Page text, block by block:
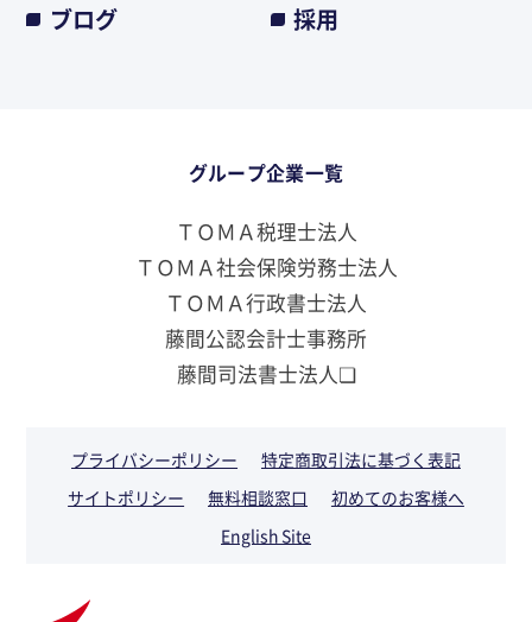
ブログ
採用
グループ企業一覧
ＴＯＭＡ税理士法人
ＴＯＭＡ社会保険労務士法人
ＴＯＭＡ行政書士法人
藤間公認会計士事務所
藤間司法書士法人❏
プライバシーポリシー
特定商取引法に基づく表記
サイトポリシー
無料相談窓口
初めてのお客様へ
English Site